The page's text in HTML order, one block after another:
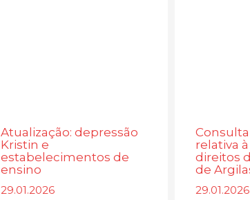
Atualização: depressão
Kristin e
estabelecimentos de
ensino
29.01.2026
relativa
direitos
de
29.01.2026